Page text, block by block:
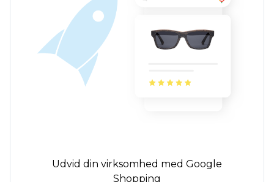
Udvid din virksomhed med Google
Shopping